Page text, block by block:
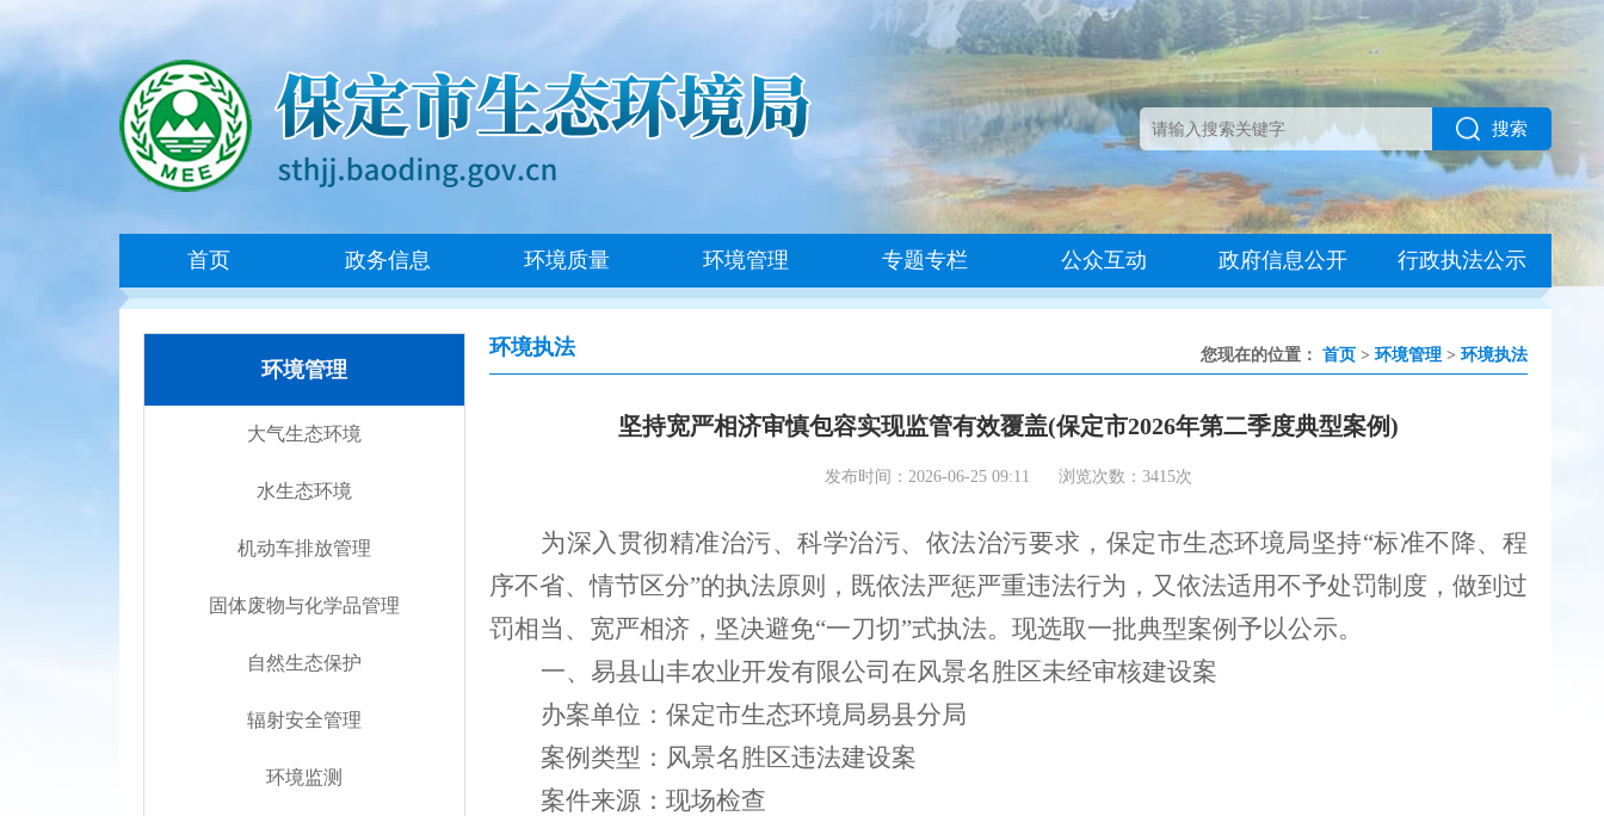
搜索
首页 政务信息 环境质量 环境管理 专题专栏 公众互动 政府信息公开 行政执法公示
环境管理
大气生态环境
水生态环境
机动车排放管理
固体废物与化学品管理
自然生态保护
辐射安全管理
环境监测
环境执法 您现在的位置： 首页 > 环境管理 > 环境执法
坚持宽严相济审慎包容实现监管有效覆盖(保定市2026年第二季度典型案例)
发布时间：2026-06-25 09:11 浏览次数：3415次
为深入贯彻精准治污、科学治污、依法治污要求，保定市生态环境局坚持“标准不降、程
序不省、情节区分”的执法原则，既依法严惩严重违法行为，又依法适用不予处罚制度，做到过
罚相当、宽严相济，坚决避免“一刀切”式执法。现选取一批典型案例予以公示。
一、易县山丰农业开发有限公司在风景名胜区未经审核建设案
办案单位：保定市生态环境局易县分局
案例类型：风景名胜区违法建设案
案件来源：现场检查